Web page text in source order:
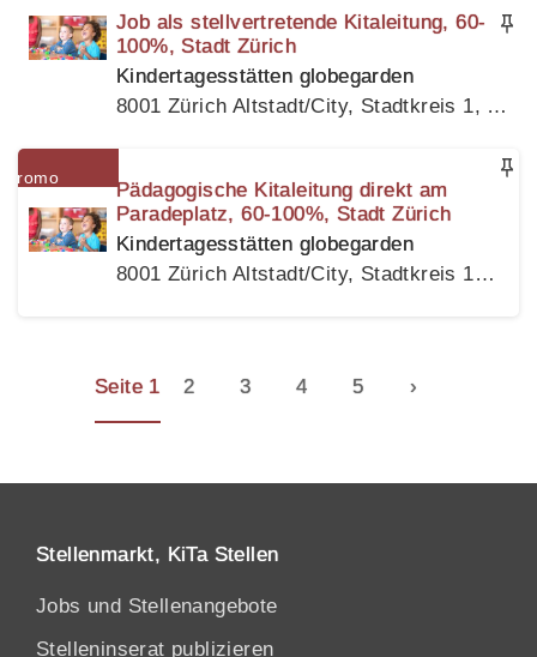
Job als stellvertretende Kitaleitung, 60-
100%, Stadt Zürich
Kindertagesstätten globegarden
8001 Zürich Altstadt/City, Stadtkreis 1, Kanton Zürich
Pädagogische Kitaleitung direkt am
Paradeplatz, 60-100%, Stadt Zürich
Kindertagesstätten globegarden
8001 Zürich Altstadt/City, Stadtkreis 1, Kanton Zürich
Seite 1 2 3 4 5 ›
Stellenmarkt, KiTa Stellen
Jobs und Stellenangebote
Stelleninserat publizieren